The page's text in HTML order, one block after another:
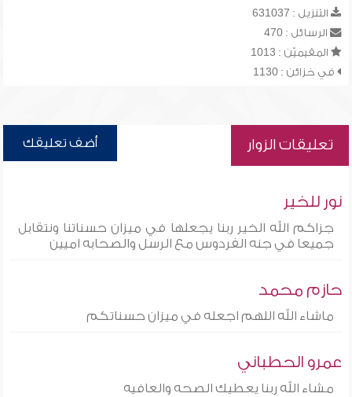
التنزيل : 631037
الرسائل : 470
المقيميّن : 1013
في خزائن : 1130
تعليقات الزوار أضف تعليقك
نور للخير
جزاكم الله الخير ربنا يجعلها في ميزان حسناتنا ونتقابل
جميعا في جنه الفردوس مع الرسل والصحابه اميين
حازم محمد
ماشاء الله اللهم اجعله في ميزان حسناتكم
عمرو الحطباني
مشاء الله ربنا يعطيك الصحه والعافيه